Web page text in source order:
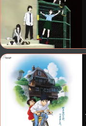
Adam Marie-
Christine